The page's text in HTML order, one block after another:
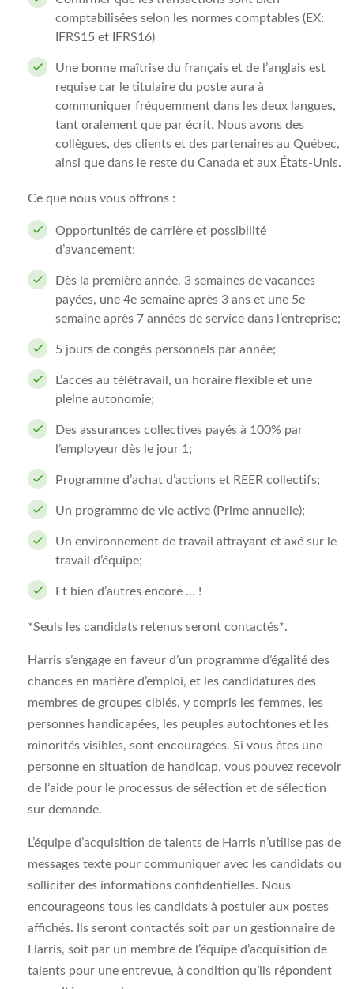
comptabilisées selon les normes comptables (EX:
IFRS15 et IFRS16)
Une bonne maîtrise du français et de l’anglais est
requise car le titulaire du poste aura à
communiquer fréquemment dans les deux langues,
tant oralement que par écrit. Nous avons des
collègues, des clients et des partenaires au Québec,
ainsi que dans le reste du Canada et aux États-Unis.
Ce que nous vous offrons :
Opportunités de carrière et possibilité
d’avancement;
Dès la première année, 3 semaines de vacances
payées, une 4e semaine après 3 ans et une 5e
semaine après 7 années de service dans l’entreprise;
5 jours de congés personnels par année;
L’accès au télétravail, un horaire flexible et une
pleine autonomie;
Des assurances collectives payés à 100% par
l’employeur dès le jour 1;
Programme d’achat d’actions et REER collectifs;
Un programme de vie active (Prime annuelle);
Un environnement de travail attrayant et axé sur le
travail d’équipe;
Et bien d’autres encore … !
*Seuls les candidats retenus seront contactés*.
Harris s’engage en faveur d’un programme d’égalité des
chances en matière d’emploi, et les candidatures des
membres de groupes ciblés, y compris les femmes, les
personnes handicapées, les peuples autochtones et les
minorités visibles, sont encouragées. Si vous êtes une
personne en situation de handicap, vous pouvez recevoir
de l’aide pour le processus de sélection et de sélection
sur demande.
L’équipe d’acquisition de talents de Harris n’utilise pas de
messages texte pour communiquer avec les candidats ou
solliciter des informations confidentielles. Nous
encourageons tous les candidats à postuler aux postes
affichés. Ils seront contactés soit par un gestionnaire de
Harris, soit par un membre de l’équipe d’acquisition de
talents pour une entrevue, à condition qu’ils répondent